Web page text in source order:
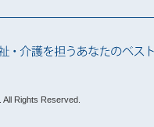
All Rights Reserved.